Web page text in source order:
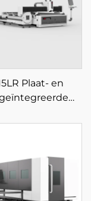
Plaat- en